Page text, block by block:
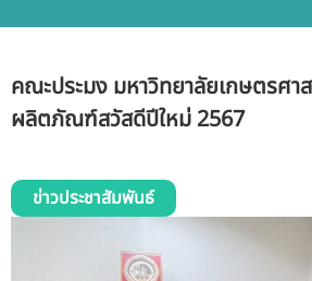
เกี่ยวกับสถาบัน
บุคลากรสถาบัน
ระบบสารสนเทศ (ใน)
คณะประมง มหาวิทยาลัยเกษตรศา
ผลิตภัณฑ์สวัสดีปีใหม่ 2567
ข่าวประชาสัมพันธ์